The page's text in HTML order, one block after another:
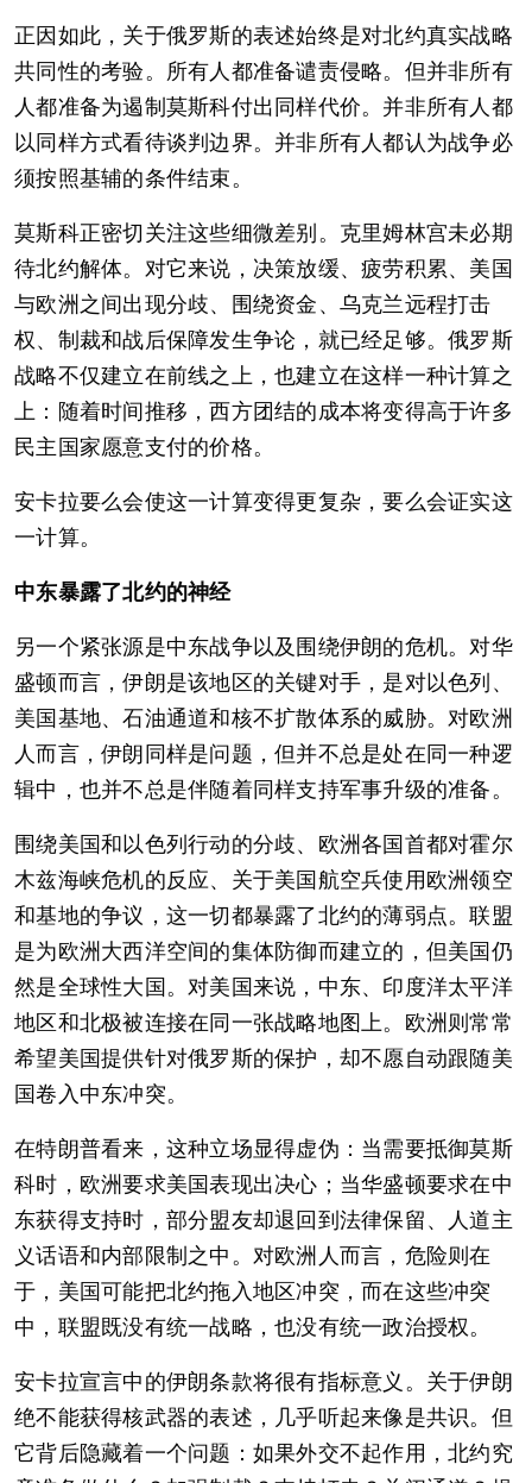
正因如此，关于俄罗斯的表述始终是对北约真实战略
共同性的考验。所有人都准备谴责侵略。但并非所有
人都准备为遏制莫斯科付出同样代价。并非所有人都
以同样方式看待谈判边界。并非所有人都认为战争必
须按照基辅的条件结束。
莫斯科正密切关注这些细微差别。克里姆林宫未必期
待北约解体。对它来说，决策放缓、疲劳积累、美国
与欧洲之间出现分歧、围绕资金、乌克兰远程打击
权、制裁和战后保障发生争论，就已经足够。俄罗斯
战略不仅建立在前线之上，也建立在这样一种计算之
上：随着时间推移，西方团结的成本将变得高于许多
民主国家愿意支付的价格。
安卡拉要么会使这一计算变得更复杂，要么会证实这
一计算。
中东暴露了北约的神经
另一个紧张源是中东战争以及围绕伊朗的危机。对华
盛顿而言，伊朗是该地区的关键对手，是对以色列、
美国基地、石油通道和核不扩散体系的威胁。对欧洲
人而言，伊朗同样是问题，但并不总是处在同一种逻
辑中，也并不总是伴随着同样支持军事升级的准备。
围绕美国和以色列行动的分歧、欧洲各国首都对霍尔
木兹海峡危机的反应、关于美国航空兵使用欧洲领空
和基地的争议，这一切都暴露了北约的薄弱点。联盟
是为欧洲大西洋空间的集体防御而建立的，但美国仍
然是全球性大国。对美国来说，中东、印度洋太平洋
地区和北极被连接在同一张战略地图上。欧洲则常常
希望美国提供针对俄罗斯的保护，却不愿自动跟随美
国卷入中东冲突。
在特朗普看来，这种立场显得虚伪：当需要抵御莫斯
科时，欧洲要求美国表现出决心；当华盛顿要求在中
东获得支持时，部分盟友却退回到法律保留、人道主
义话语和内部限制之中。对欧洲人而言，危险则在
于，美国可能把北约拖入地区冲突，而在这些冲突
中，联盟既没有统一战略，也没有统一政治授权。
安卡拉宣言中的伊朗条款将很有指标意义。关于伊朗
绝不能获得核武器的表述，几乎听起来像是共识。但
它背后隐藏着一个问题：如果外交不起作用，北约究